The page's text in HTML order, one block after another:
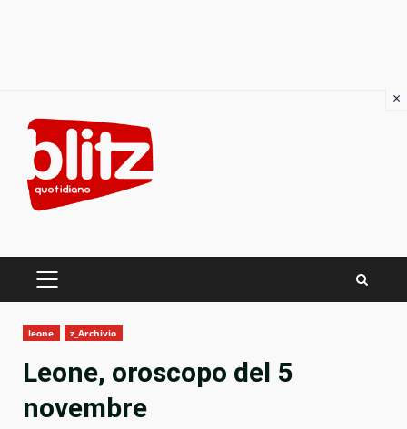
content
PRIMARY
leone z_Archivio
Leone, oroscopo del 5
novembre
×